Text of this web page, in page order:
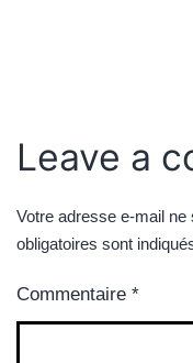
Leave a
Votre adresse e-mail ne
obligatoires sont
Commentaire *